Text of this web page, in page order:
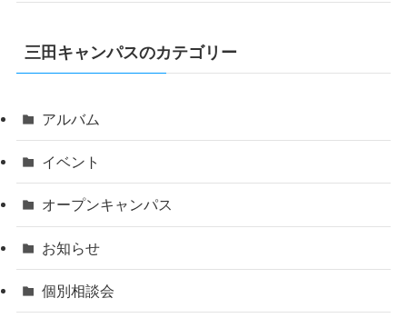
三田キャンパスのカテゴリー
アルバム
イベント
オープンキャンパス
お知らせ
個別相談会